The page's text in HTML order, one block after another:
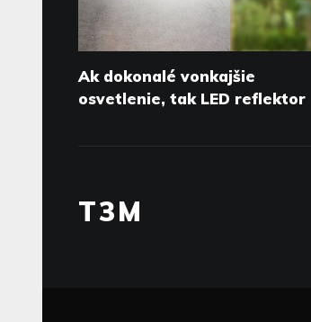
Ak dokonalé vonkajšie
osvetlenie, tak LED reflektor
T3M